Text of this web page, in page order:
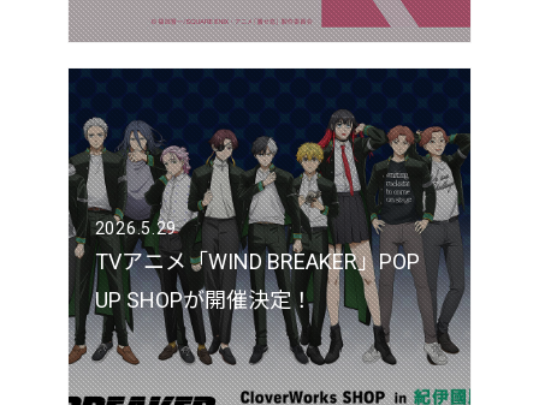
2026.5.29
TVアニメ「WIND BREAKER」POP
UP SHOPが開催決定！